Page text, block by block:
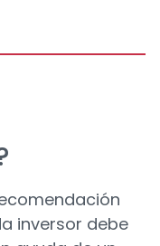
inversor debe